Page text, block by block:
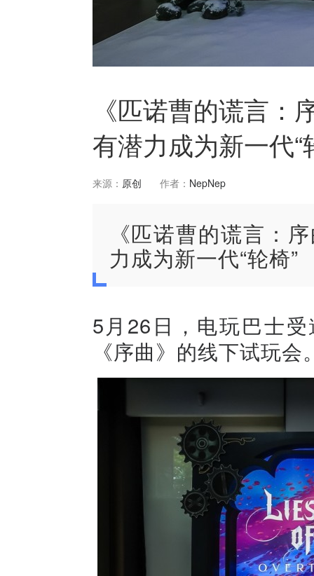
《匹诺曹的谎言
有潜力成为新一代“
来源： 原创 作者： NepNep
《匹诺曹的谎言：
力成为新一代“轮椅”
5月26日，电玩巴士
《序曲》的线下试玩会